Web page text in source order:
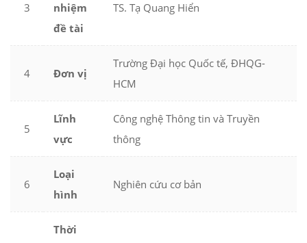
3
nhiệm
đề tài
TS. Tạ Quang Hiển
4 Đơn vị
Trường Đại học Quốc tế, ĐHQG-
HCM
5
Lĩnh
vực
Công nghệ Thông tin và Truyền
thông
6
Loại
hình
Nghiên cứu cơ bản
Thời